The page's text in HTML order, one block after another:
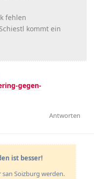
fehlen
kommt ein
gegen-
Antworten
ist besser!
Soizburg werden.